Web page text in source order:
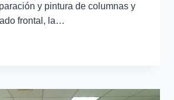
y pintura de columnas y
frontal, la…